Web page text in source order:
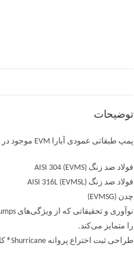
توضیحات
پمپ طبقاتی عمودی آبارا EVM موجود در مواد مختلف است:
فولاد ضد زنگ AISI 304 (EVMS)
فولاد ضد زنگ AISI 316L (EVMSL)
چدن (EVMSG)
را متمایز می‌کند.
طراحی ثبت اختراع پروانه Shurricane® کاهش 80 درصدی رانش محوری را امکان پذیر می کند: